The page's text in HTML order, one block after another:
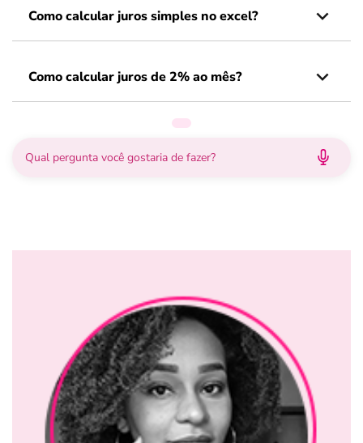
Como calcular juros simples no excel?
Como calcular juros de 2% ao mês?